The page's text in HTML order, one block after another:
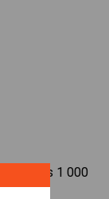
přes 1 000